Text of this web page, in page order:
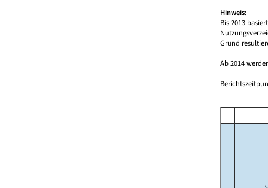
Hinweis:
Bis 2013
Grund
Ab 2014